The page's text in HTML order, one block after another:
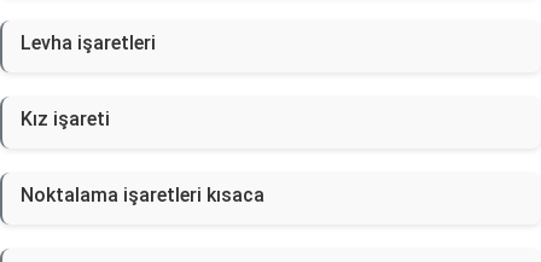
Levha işaretleri
Kız işareti
Noktalama işaretleri kısaca